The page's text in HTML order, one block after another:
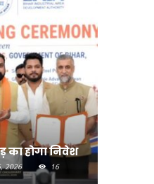
का होगा निवेश
2026
16